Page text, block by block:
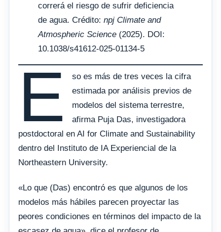
correrá el riesgo de sufrir deficiencia
de agua. Crédito: npj Climate and
Atmospheric Science (2025). DOI:
10.1038/s41612-025-01134-5
E
so es más de tres veces la cifra
estimada por análisis previos de
modelos del sistema terrestre,
afirma Puja Das, investigadora
postdoctoral en AI for Climate and Sustainability
dentro del Instituto de IA Experiencial de la
Northeastern University.
«Lo que (Das) encontró es que algunos de los
modelos más hábiles parecen proyectar las
peores condiciones en términos del impacto de la